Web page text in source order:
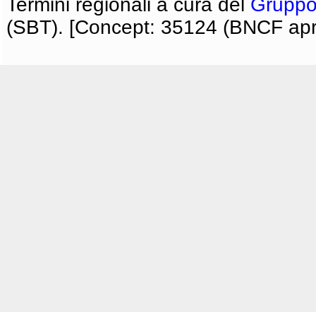
Termini regionali a cura del
(SBT). [Concept: 35124 (BNCF